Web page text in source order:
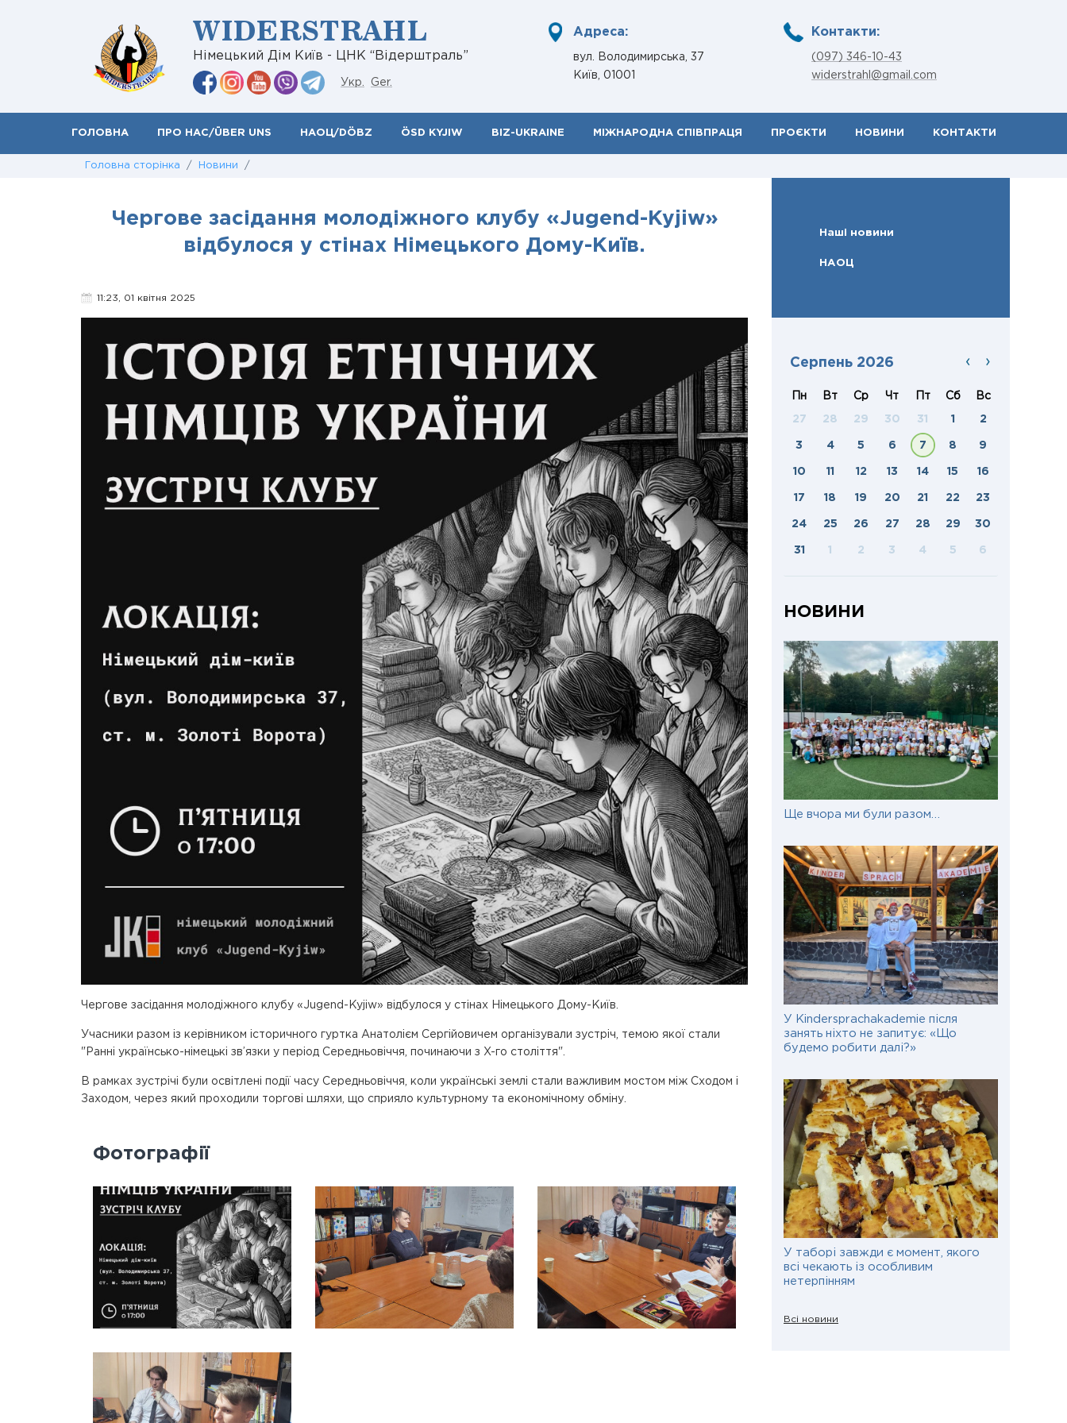
WIDERSTRAHL
Німецький Дім Київ - ЦНК “Відерштраль”
Укр. Ger.
Адреса:
вул. Володимирська, 37
Київ, 01001
Контакти:
(097) 346-10-43
widerstrahl@gmail.com
ГОЛОВНА ПРО НАС/ÜBER UNS НАОЦ/DÖBZ ÖSD KYJIW BIZ-UKRAINE МІЖНАРОДНА СПІВПРАЦЯ ПРОЄКТИ НОВИНИ КОНТАКТИ
Головна сторінка / Новини /
Наші новини
НАОЦ
›
‹
Серпень 2026
Пн Вт Ср Чт Пт Сб Вс
27 28 29 30 31 1 2
3 4 5 6 7 8 9
10 11 12 13 14 15 16
17 18 19 20 21 22 23
24 25 26 27 28 29 30
31 1 2 3 4 5 6
НОВИНИ
Ще вчора ми були разом…
У Kindersprachakademie після
занять ніхто не запитує: «Що
будемо робити далі?»
У таборі завжди є момент, якого
всі чекають із особливим
нетерпінням
Всі новини
Чергове засідання молодіжного клубу «Jugend-Kyjiw»
відбулося у стінах Німецького Дому-Київ.
11:23, 01 квітня 2025
Чергове засідання молодіжного клубу «Jugend-Kyjiw» відбулося у стінах Німецького Дому-Київ.
Учасники разом із керівником історичного гуртка Анатолієм Сергійовичем організували зустріч, темою якої стали
"Ранні українсько-німецькі зв’язки у період Середньовіччя, починаючи з X-го століття".
В рамках зустрічі були освітлені події часу Середньовіччя, коли українські землі стали важливим мостом між Сходом і
Заходом, через який проходили торгові шляхи, що сприяло культурному та економічному обміну.
Фотографії